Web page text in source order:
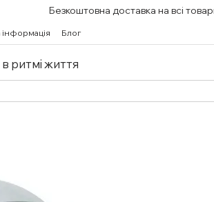
Безкоштовна доставка на всі
інформація Блог
ритмі життя